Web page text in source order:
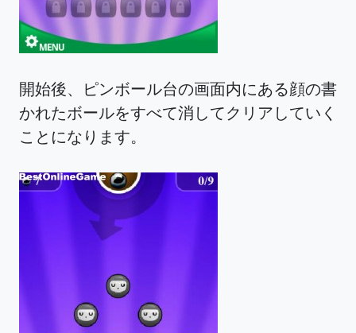
開始後、ピンボール台の画面内にある顔の書
かれたボールをすべて消してクリアしていく
ことになります。